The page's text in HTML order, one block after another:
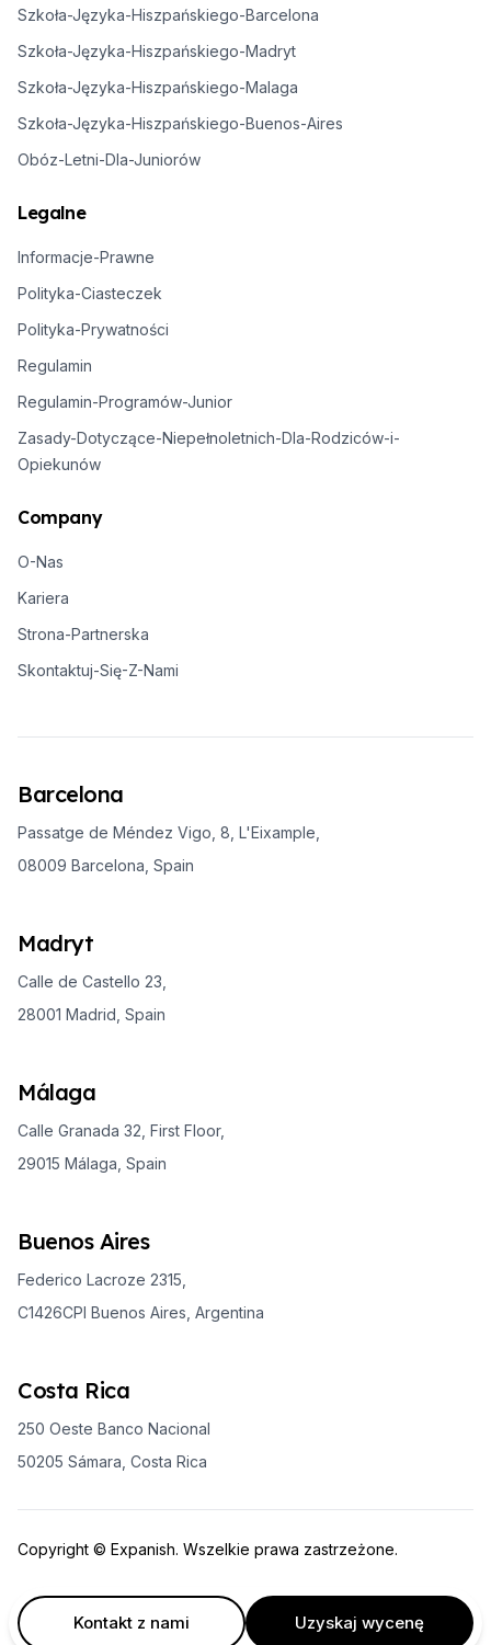
Szkoła-Języka-Hiszpańskiego-Barcelona
Szkoła-Języka-Hiszpańskiego-Madryt
Szkoła-Języka-Hiszpańskiego-Malaga
Szkoła-Języka-Hiszpańskiego-Buenos-Aires
Obóz-Letni-Dla-Juniorów
Legalne
Informacje-Prawne
Polityka-Ciasteczek
Polityka-Prywatności
Regulamin
Regulamin-Programów-Junior
Zasady-Dotyczące-Niepełnoletnich-Dla-Rodziców-i-
Opiekunów
Company
O-Nas
Kariera
Strona-Partnerska
Skontaktuj-Się-Z-Nami
Barcelona
Passatge de Méndez Vigo, 8, L'Eixample,
08009 Barcelona, Spain
Madryt
Calle de Castello 23,
28001 Madrid, Spain
Málaga
Calle Granada 32, First Floor,
29015 Málaga, Spain
Buenos Aires
Federico Lacroze 2315,
C1426CPI Buenos Aires, Argentina
Costa Rica
250 Oeste Banco Nacional
50205 Sámara, Costa Rica
Copyright © Expanish. Wszelkie prawa zastrzeżone.
Kontakt z nami Uzyskaj wycenę